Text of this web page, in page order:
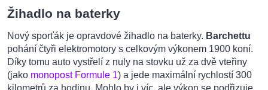
Žihadlo na baterky
Nový sporťák je opravdové žihadlo na baterky. Barchettu
pohání čtyři elektromotory s celkovým výkonem 1900 koní.
Díky tomu auto vystřelí z nuly na stovku už za dvě vteřiny
(jako monopost Formule 1) a jede maximální rychlostí 300
kilometrů za hodinu. Mohlo by i víc, ale výkon se podřizuje